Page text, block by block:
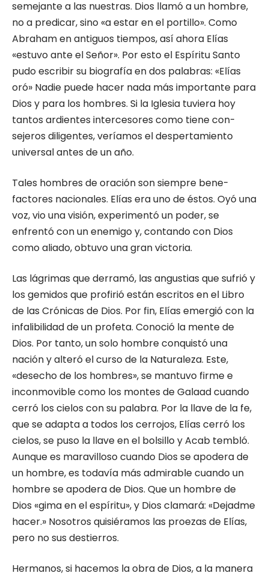
semejante a las nuestras. Dios llamó a un hombre,
no a predicar, sino «a estar en el portillo». Como
Abraham en anti­guos tiempos, así ahora Elías
«estuvo ante el Señor». Por esto el Espíritu Santo
pudo escribir su biografía en dos palabras: «Elías
oró» Nadie puede hacer nada más importante para
Dios y para los hombres. Si la Iglesia tuviera hoy
tantos ardientes intercesores como tiene con­
sejeros diligentes, veríamos el despertamiento
universal antes de un año.
Tales hombres de oración son siempre bene­
factores nacionales. Elías era uno de éstos. Oyó una
voz, vio una visión, experimentó un poder, se
enfrentó con un enemigo y, contando con Dios
como aliado, obtuvo una gran victoria.
Las lágrimas que derramó, las angustias que sufrió y
los gemidos que profirió están escritos en el Libro
de las Crónicas de Dios. Por fin, Elías emergió con la
infalibilidad de un profeta. Co­noció la mente de
Dios. Por tanto, un solo hom­bre conquistó una
nación y alteró el curso de la Naturaleza. Este,
«desecho de los hombres», se mantuvo firme e
inconmovible como los mon­tes de Galaad cuando
cerró los cielos con su pa­labra. Por la llave de la fe,
que se adapta a todos los cerrojos, Elías cerró los
cielos, se puso la llave en el bolsillo y Acab tembló.
Aunque es mara­villoso cuando Dios se apodera de
un hombre, es todavía más admirable cuando un
hombre se apodera de Dios. Que un hombre de
Dios «gima en el espíritu», y Dios clamará: «Dejadme
ha­cer.» Nosotros quisiéramos las proezas de Elías,
pero no sus destierros.
Hermanos, si hacemos la obra de Dios, a la manera